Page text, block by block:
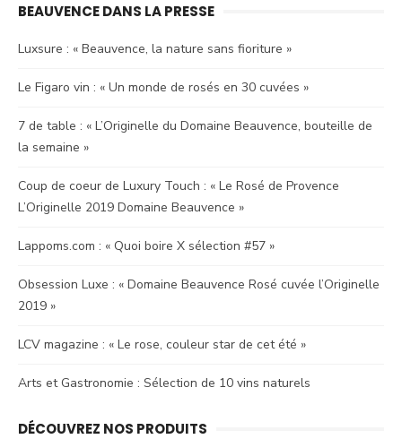
BEAUVENCE DANS LA PRESSE
Luxsure : « Beauvence, la nature sans fioriture »
Le Figaro vin : « Un monde de rosés en 30 cuvées »
7 de table : « L’Originelle du Domaine Beauvence, bouteille de
la semaine »
Coup de coeur de Luxury Touch : « Le Rosé de Provence
L’Originelle 2019 Domaine Beauvence »
Lappoms.com : « Quoi boire X sélection #57 »
Obsession Luxe : « Domaine Beauvence Rosé cuvée l’Originelle
2019 »
LCV magazine : « Le rose, couleur star de cet été »
Arts et Gastronomie : Sélection de 10 vins naturels
DÉCOUVREZ NOS PRODUITS